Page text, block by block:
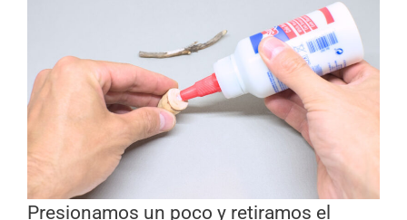
Presionamos un poco y retiramos el